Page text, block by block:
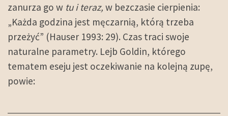
zanurza go w tu i teraz, w bezczasie cierpienia:
„Każda godzina jest męczarnią, którą trzeba
przeżyć” (Hauser 1993: 29). Czas traci swoje
naturalne parametry. Lejb Goldin, którego
tematem eseju jest oczekiwanie na kolejną zupę,
powie: